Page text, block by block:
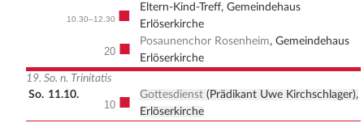
10.30–12.30 ■
Eltern-Kind-Treff, Gemeindehaus
Erlöserkirche
20 ■ Posaunenchor Rosenheim, Gemeindehaus
Erlöserkirche
19. So. n. Trinitatis
So. 11.10.
10 ■ Gottesdienst (Prädikant Uwe Kirchschlager),
Erlöserkirche